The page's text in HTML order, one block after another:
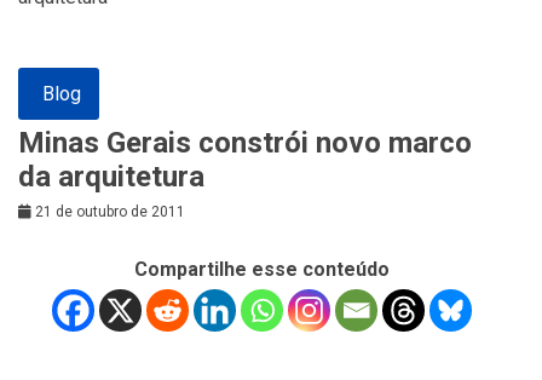
Blog
Minas Gerais constrói novo marco
da arquitetura
21 de outubro de 2011
Compartilhe esse conteúdo